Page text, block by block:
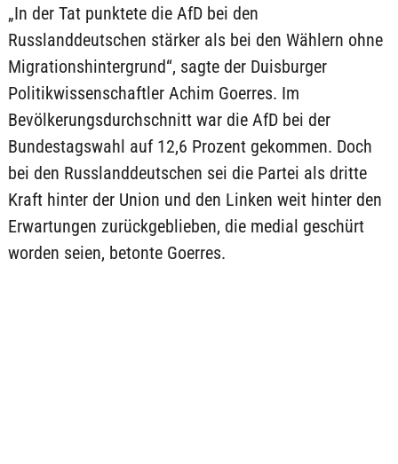
„In der Tat punktete die AfD bei den
Russlanddeutschen stärker als bei den Wählern ohne
Migrationshintergrund“, sagte der Duisburger
Politikwissenschaftler Achim Goerres. Im
Bevölkerungsdurchschnitt war die AfD bei der
Bundestagswahl auf 12,6 Prozent gekommen. Doch
bei den Russlanddeutschen sei die Partei als dritte
Kraft hinter der Union und den Linken weit hinter den
Erwartungen zurückgeblieben, die medial geschürt
worden seien, betonte Goerres.